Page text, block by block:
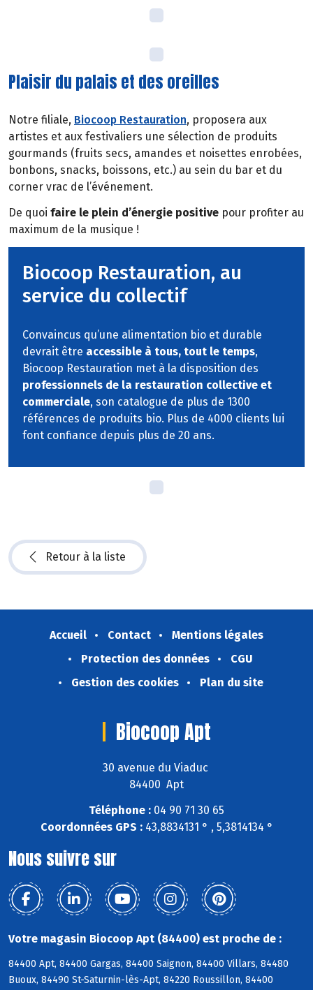
Plaisir du palais et des oreilles
Notre filiale, Biocoop Restauration, proposera aux
artistes et aux festivaliers une sélection de produits
gourmands (fruits secs, amandes et noisettes enrobées,
bonbons, snacks, boissons, etc.) au sein du bar et du
corner vrac de l’événement.
De quoi faire le plein d’énergie positive pour profiter au
maximum de la musique !
Biocoop Restauration, au
service du collectif
Convaincus qu’une alimentation bio et durable
devrait être accessible à tous, tout le temps,
Biocoop Restauration met à la disposition des
professionnels de la restauration collective et
commerciale, son catalogue de plus de 1300
références de produits bio. Plus de 4000 clients lui
font confiance depuis plus de 20 ans.
Retour à la liste
Accueil Contact
Mentions légales
Protection des données
CGU
Gestion des cookies
Plan du site
Biocoop Apt
30 avenue du Viaduc
84400 Apt
Téléphone : 04 90 71 30 65
Coordonnées GPS :43,8834131 ° , 5,3814134 °
Nous suivre sur
Votre magasin Biocoop Apt (84400) est proche de :
84400 Apt, 84400 Gargas, 84400 Saignon, 84400 Villars, 84480
Buoux, 84490 St-Saturnin-lès-Apt, 84220 Roussillon, 84400